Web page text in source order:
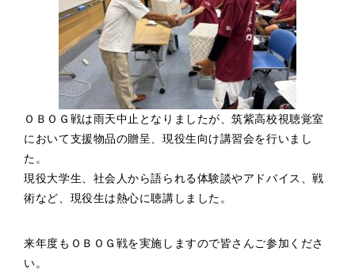
ＯＢＯＧ戦は雨天中止となりましたが、筑紫高校視聴覚室
において支援物品の贈呈、現役生向け講習会を行いまし
た。
現役大学生、社会人から語られる体験談やアドバイス、戦
術など、現役生は熱心に聴講しました。
来年度もＯＢＯＧ戦を実施しますので皆さんご参加くださ
い。